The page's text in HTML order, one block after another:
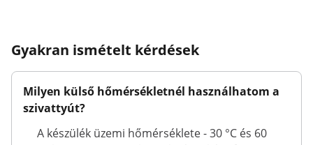
Gyakran ismételt kérdések
Milyen külső hőmérsékletnél használhatom a
szivattyút?
A készülék üzemi hőmérséklete - 30 °C és 60